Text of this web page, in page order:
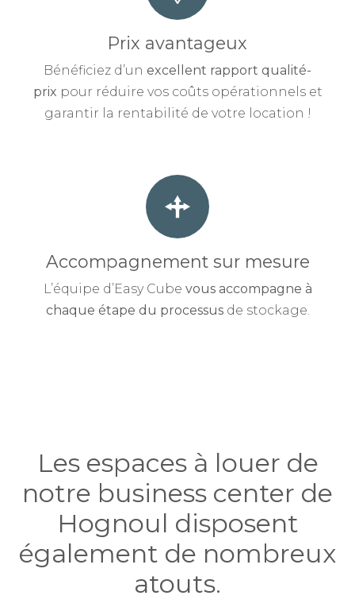
Prix avantageux
Bénéficiez d’un excellent rapport qualité-
prix pour réduire vos coûts opérationnels et
garantir la rentabilité de votre location !
Accompagnement sur mesure
L’équipe d’Easy Cube vous accompagne à
chaque étape du processusde stockage.
Les espaces à louer de
notre business center de
Hognoul disposent
également de nombreux
atouts.